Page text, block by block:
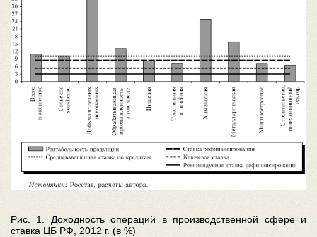
Рис. 1. Доходность операций в производственной сфере и
ставка ЦБ РФ, 2012 г. (в %)